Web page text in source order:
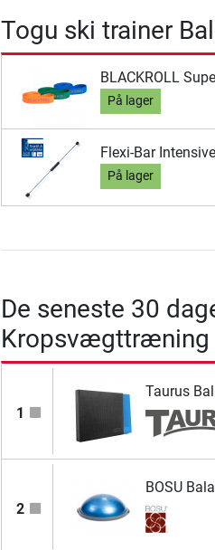
Togu ski trainer
BLACKROLL
På lager
Flexi-Bar Intensive
På lager
De seneste 30
Kropsvægttræning
1
Taurus
2
BOSU